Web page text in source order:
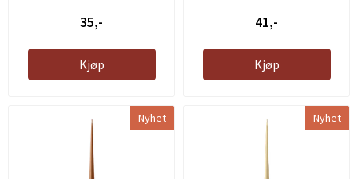
35,-
Kjøp
41,-
Kjøp
Nyhet Nyhet